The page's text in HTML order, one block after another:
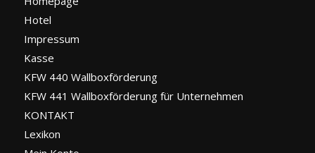
Hotel
Impressum
Kasse
KFW 440 Wallboxförderung
KFW 441 Wallboxförderung für Unternehmen
KONTAKT
Lexikon